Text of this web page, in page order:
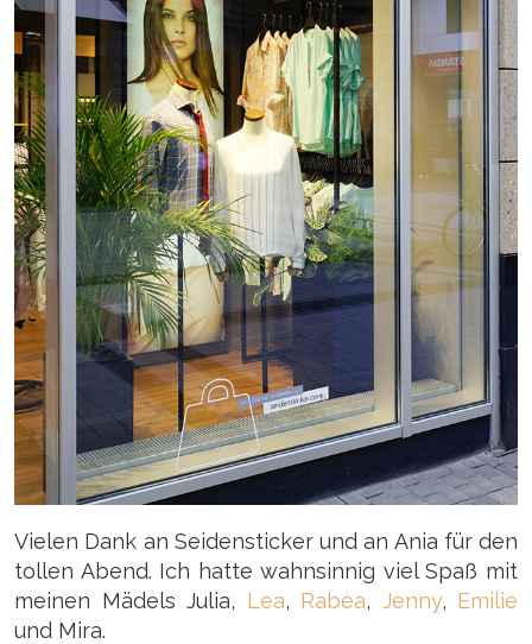
Vielen Dank an Seidensticker und an Ania für den
tollen Abend. Ich hatte wahnsinnig viel Spaß mit
meinen Mädels Julia, Lea, Rabea, Jenny, Emilie
und Mira.